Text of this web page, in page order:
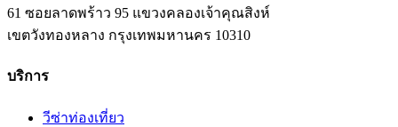
61 ซอยลาดพร้าว 95 แขวงคลองเจ้าคุณสิงห์
เขตวังทองหลาง กรุงเทพมหานคร 10310
บริการ
วีซ่าท่องเที่ยว